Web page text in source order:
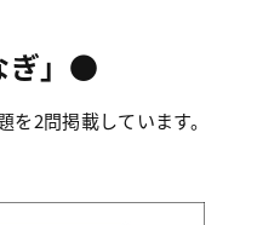
ぎ」●
2問掲載しています。